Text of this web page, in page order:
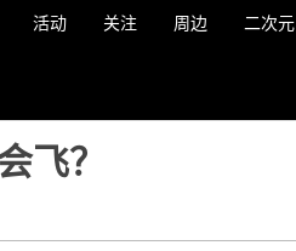
活动 关注 周边 二次元
飞？